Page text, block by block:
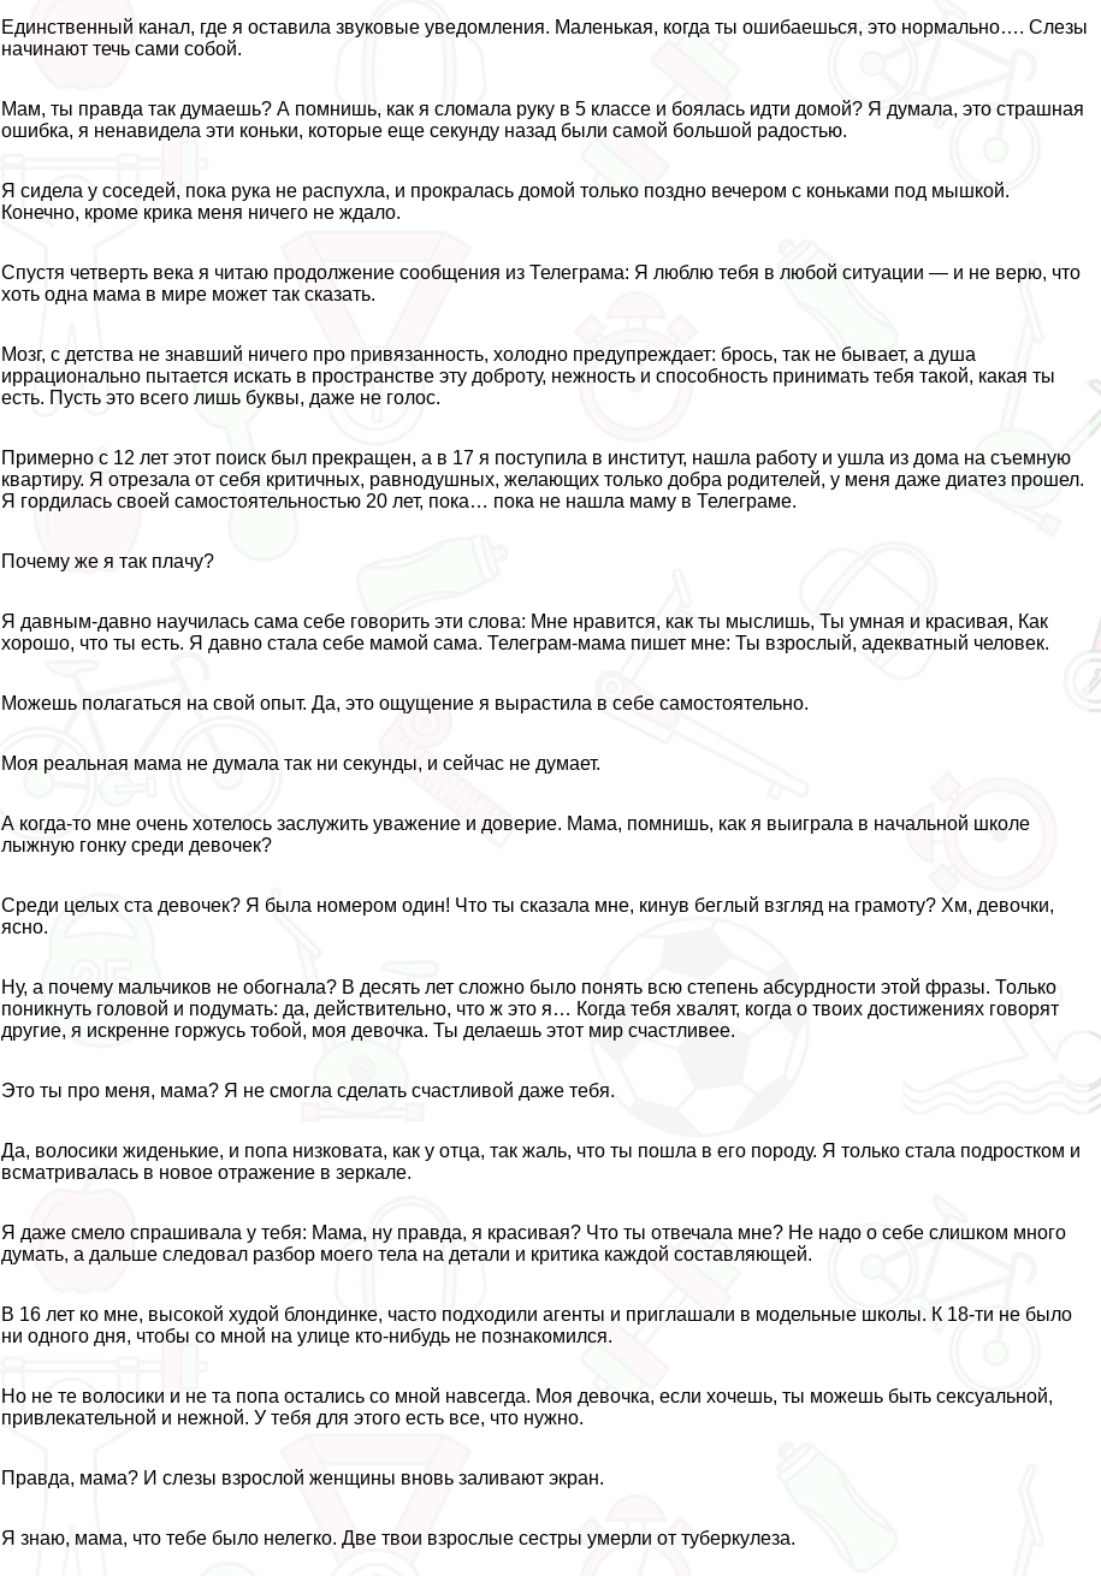
Единственный канал, где я оставила звуковые уведомления. Маленькая, когда ты ошибаешься, это нормально…. Слезы
начинают течь сами собой.
Мам, ты правда так думаешь? А помнишь, как я сломала руку в 5 классе и боялась идти домой? Я думала, это страшная
ошибка, я ненавидела эти коньки, которые еще секунду назад были самой большой радостью.
Я сидела у соседей, пока рука не распухла, и прокралась домой только поздно вечером с коньками под мышкой.
Конечно, кроме крика меня ничего не ждало.
Спустя четверть века я читаю продолжение сообщения из Телеграма: Я люблю тебя в любой ситуации — и не верю, что
хоть одна мама в мире может так сказать.
Мозг, с детства не знавший ничего про привязанность, холодно предупреждает: брось, так не бывает, а душа
иррационально пытается искать в прострaнcтве эту доброту, нежность и способность принимать тебя такой, какая ты
есть. Пусть это всего лишь буквы, даже не голос.
Примерно с 12 лет этот поиск был прекращен, а в 17 я поступила в институт, нашла работу и ушла из дома на съемную
квартиру. Я отрезала от себя критичных, равнодушных, желающих только добра родителей, у меня даже диатез прошел.
Я гордилась своей самостоятельностью 20 лет, пока… пока не нашла маму в Телеграме.
Почему же я так плачу?
Я давным-давно научилась сама себе говорить эти слова: Мне нравится, как ты мыслишь, Ты умная и красивая, Как
хорошо, что ты есть. Я давно стала себе мамой сама. Телеграм-мама пишет мне: Ты взрослый, адекватный человек.
Можешь полагаться на свой опыт. Да, это ощущение я вырастила в себе самостоятельно.
Моя реальная мама не думала так ни секунды, и сейчас не думает.
А когда-то мне очень хотелось заслужить уважение и доверие. Мама, помнишь, как я выиграла в начальной школе
лыжную гонку среди девочек?
Среди целых ста девочек? Я была номером один! Что ты сказала мне, кинув беглый взгляд на грамоту? Хм, дeвoчки,
ясно.
Ну, а почему мальчиков не обогнала? В десять лет сложно было понять всю степень абсурдности этой фразы. Только
поникнуть головой и подумать: да, действительно, что ж это я… Когда тебя хвалят, когда о твоих достижениях говорят
другие, я искренне горжусь тобой, моя дeвoчка. Ты делаешь этот мир счастливее.
Это ты про меня, мама? Я не смогла сделать счастливой даже тебя.
Да, волосики жиденькие, и попа низковата, как у отца, так жаль, что ты пошла в его породу. Я только стала подростком и
всматривалась в новое отражение в зеркале.
Я даже смело спрашивала у тебя: Мама, ну правда, я красивая? Что ты отвечала мне? Не надо о себе слишком много
думать, а дальше следовал разбор моего тела на детали и критика каждой составляющей.
В 16 лет ко мне, высокой худой блондинке, часто подходили агенты и приглашали в модельные школы. К 18-ти не было
ни одного дня, чтобы со мной на улице кто-нибудь не познакомился.
Но не те волосики и не та попа остались со мной навсегда. Моя дeвoчка, если хочешь, ты можешь быть ceкcуальной,
привлекательной и нежной. У тебя для этого есть все, что нужно.
Правда, мама? И слезы взрослой женщины вновь заливают экран.
Я знаю, мама, что тебе было нелегко. Две твои взрослые сестры умерли от туберкулеза.